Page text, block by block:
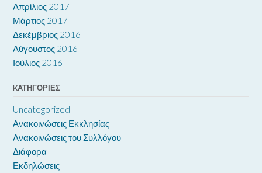
Απρίλιος 2017
Μάρτιος 2017
Δεκέμβριος 2016
Αύγουστος 2016
Ιούλιος 2016
KΑΤΗΓΟΡΊΕΣ
Uncategorized
Ανακοινώσεις Εκκλησίας
Ανακοινώσεις του Συλλόγου
Διάφορα
Εκδηλώσεις